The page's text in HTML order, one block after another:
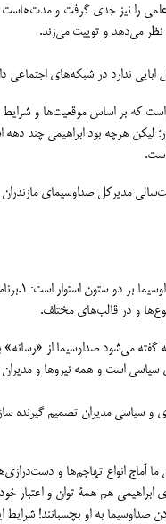
علمی را نیز جدی گرفت و
می‌دهد و توییت می‌زند.
ندارد در شبکه‌های اجتماعی
است که بر اساس موقعیت‌ها و
لیکن هرچه بود ابراهیمی چند
مدیرکل صداوسیمای
درست
گفته می‌شود صداوسیما از
است و همه نیروها و مدیران
و سیاسی مدیران تصمیم گیرنده
ما آماج انواع تهاجم‌ها و
ابراهیمی هم همۀ توان و
صداوسیما به او بچسبانند!